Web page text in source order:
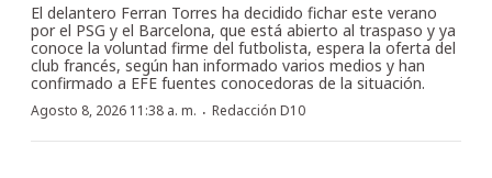
El delantero Ferran Torres ha decidido fichar este verano
por el PSG y el Barcelona, que está abierto al traspaso y ya
conoce la voluntad firme del futbolista, espera la oferta del
club francés, según han informado varios medios y han
confirmado a EFE fuentes conocedoras de la situación.
Agosto 8, 2026 11:38 a. m. · Redacción D10